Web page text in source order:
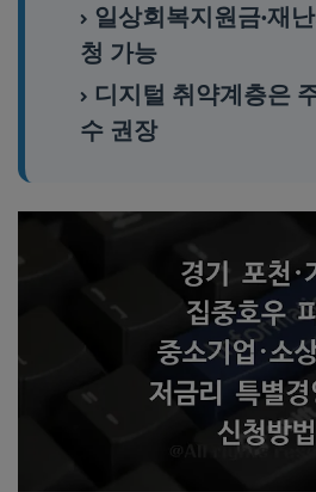
일상회복지원금·재
청 가능
디지털 취약계층은
수 권장